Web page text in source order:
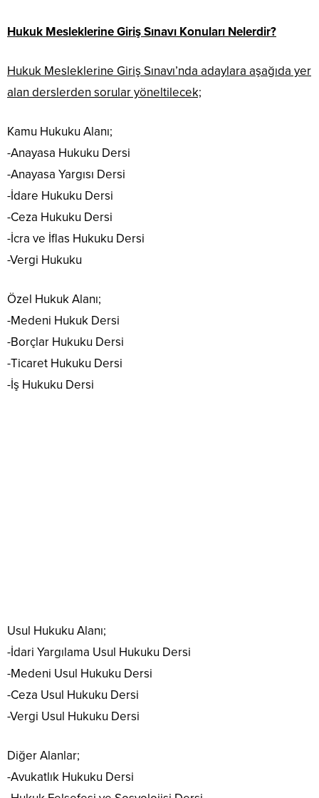
Hukuk Mesleklerine Giriş Sınavı Konuları Nelerdir?
Hukuk Mesleklerine Giriş Sınavı’nda adaylara aşağıda yer
alan derslerden sorular yöneltilecek;
Kamu Hukuku Alanı;
-Anayasa Hukuku Dersi
-Anayasa Yargısı Dersi
-İdare Hukuku Dersi
-Ceza Hukuku Dersi
-İcra ve İflas Hukuku Dersi
-Vergi Hukuku
Özel Hukuk Alanı;
-Medeni Hukuk Dersi
-Borçlar Hukuku Dersi
-Ticaret Hukuku Dersi
-İş Hukuku Dersi
Usul Hukuku Alanı;
-İdari Yargılama Usul Hukuku Dersi
-Medeni Usul Hukuku Dersi
-Ceza Usul Hukuku Dersi
-Vergi Usul Hukuku Dersi
Diğer Alanlar;
-Avukatlık Hukuku Dersi